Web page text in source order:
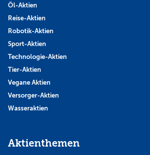
Öl-Aktien
Reise-Aktien
Robotik-Aktien
Sport-Aktien
Technologie-Aktien
Tier-Aktien
Vegane Aktien
Versorger-Aktien
Wasseraktien
Aktienthemen